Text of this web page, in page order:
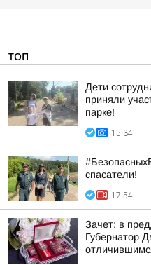
ТОП
Дети
приняли
парке!
15:34
спасатели!
17:54
Зачет: в
Губернатор